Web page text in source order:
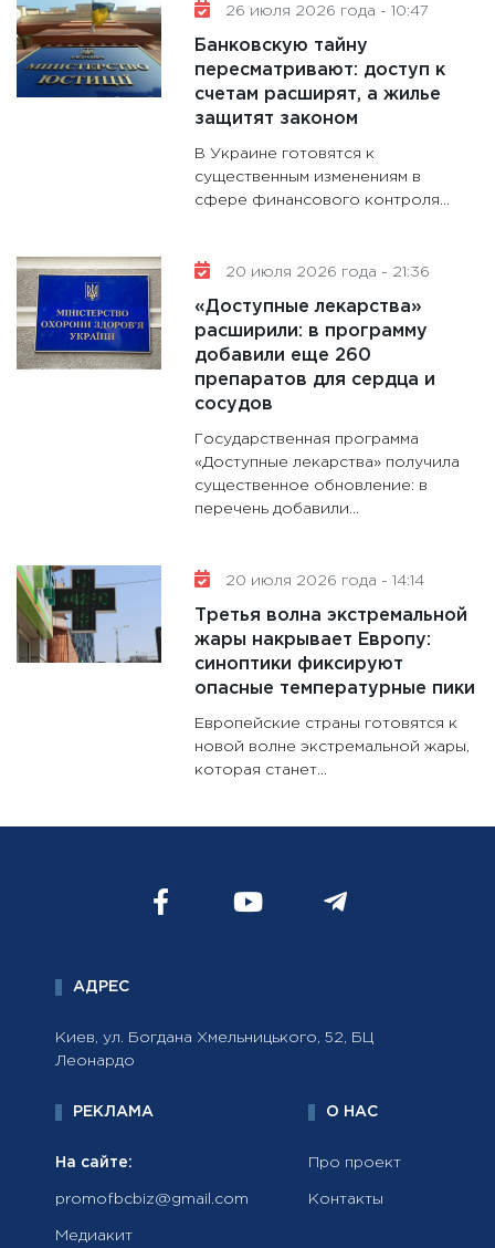
26 июля 2026 года - 10:47
Банковскую тайну
пересматривают: доступ к
счетам расширят, а жилье
защитят законом
В Украине готовятся к
существенным изменениям в
сфере финансового контроля...
20 июля 2026 года - 21:36
«Доступные лекарства»
расширили: в программу
добавили еще 260
препаратов для сердца и
сосудов
Государственная программа
«Доступные лекарства» получила
существенное обновление: в
перечень добавили...
20 июля 2026 года - 14:14
Третья волна экстремальной
жары накрывает Европу:
синоптики фиксируют
опасные температурные пики
Европейские страны готовятся к
новой волне экстремальной жары,
которая станет...
АДРЕС
Киев, ул. Богдана Хмельницького, 52, БЦ
Леонардо
РЕКЛАМА
На сайте:
promofbcbiz@gmail.com
Медиакит
О НАС
Про проект
Контакты